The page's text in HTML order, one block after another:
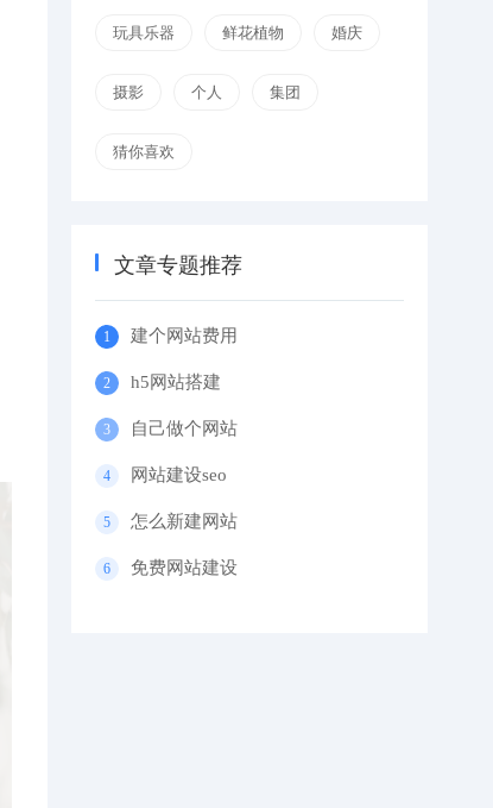
玩具乐器 鲜花植物 婚庆
摄影 个人 集团
猜你喜欢
文章专题推荐
建个网站费用
h5网站搭建
自己做个网站
网站建设seo
怎么新建网站
免费网站建设